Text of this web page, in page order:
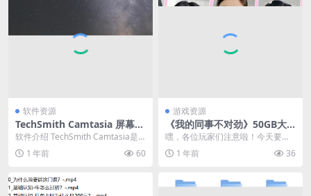
软件资源
TechSmith Camtasia 屏幕录
像视频编辑 v2025.1.1.9216
软件介绍 TechSmith Camtasia是
一款专业屏幕录像视频编辑软件。
这...1 年前 60
游戏资源
《我的同事不对劲》50GB大
小，5位女主角！适合老司机
嘿，各位玩家们注意啦！今天要聊
的这款游戏，那设定可真是让人眼
前一亮 ——《我的同...
1 年前 36